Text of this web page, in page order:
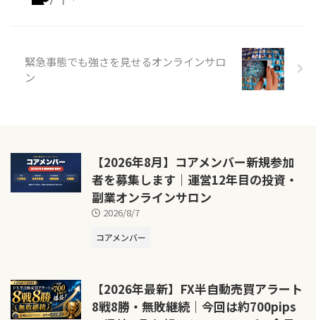
緊急事態でも強さを見せるオンラインサロ
ン
【2026年8月】コアメンバー新規参加
者を募集します｜運営12年目の投資・
副業オンラインサロン
2026/8/7
コアメンバー
【2026年最新】FX半自動売買アラート
8戦8勝・無敗継続｜今回は約700pips